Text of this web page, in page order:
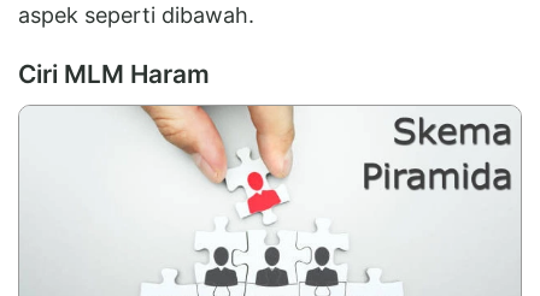
aspek seperti dibawah.
Ciri MLM Haram